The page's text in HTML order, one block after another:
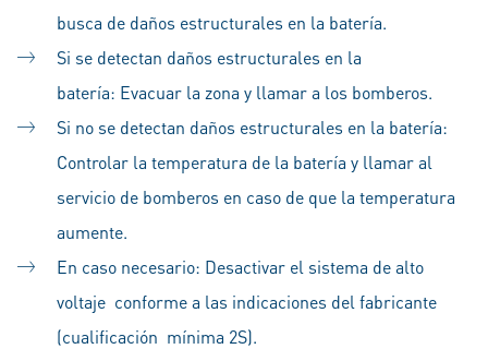
busca de daños estructurales en la batería.
Si se detectan daños estructurales en la
batería: Evacuar la zona y llamar a los bomberos.
Si no se detectan daños estructurales en la batería:
Controlar la temperatura de la batería y llamar al
servicio de bomberos en caso de que la temperatura
aumente.
En caso necesario: Desactivar el sistema de alto
voltaje conforme a las indicaciones del fabricante
(cualificación mínima 2S).